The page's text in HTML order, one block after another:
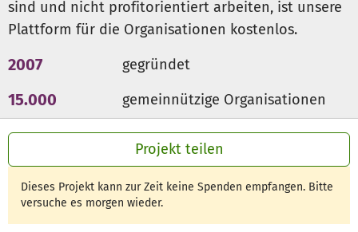
Projekt teilen
Dieses Projekt kann zur Zeit keine Spenden empfangen. Bitte
versuche es morgen wieder.
sind und nicht profitorientiert arbeiten, ist unsere
Plattform für die Organisationen kostenlos.
2007 gegründet
15.000 gemeinnützige Organisationen
300 Mio € für den guten Zweck